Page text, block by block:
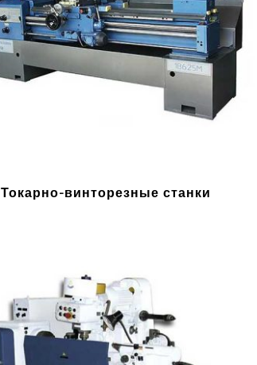
Токарно-винторезные станки